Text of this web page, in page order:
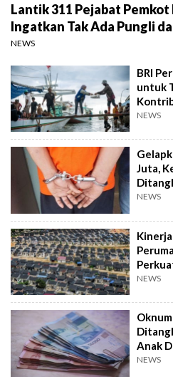
Lantik 311 Pejabat Pemkot
Ingatkan Tak Ada Pungli
NEWS
BRI
untuk
NEWS
Juta,
NEWS
NEWS
Anak
NEWS